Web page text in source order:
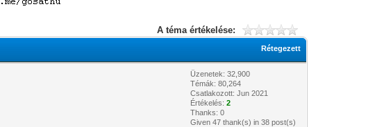
A téma értékelése:
Rétegezett
Üzenetek: 32,900
Témák: 80,264
Csatlakozott: Jun 2021
Értékelés:2
Thanks: 0
Given 47 thank(s) in 38 post(s)